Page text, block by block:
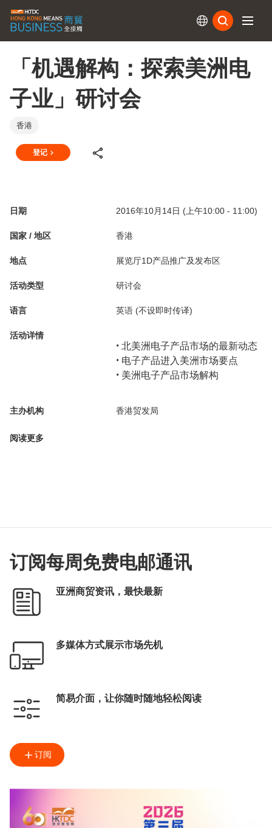
「机遇解构：探索美洲电
子业」研讨会
香港
登记
日期 2016年10月14日 (上午10:00 - 11:00)
国家 / 地区 香港
地点 展览厅1D产品推广及发布区
活动类型 研讨会
语言 英语 (不设即时传译)
活动详情
• 北美洲电子产品市场的最新动态
• 电子产品进入美洲市场要点
• 美洲电子产品市场解构
主办机构 香港贸发局
阅读更多
订阅每周免费电邮通讯
亚洲商贸资讯，最快最新
多媒体方式展示市场先机
简易介面，让你随时随地轻松阅读
订阅